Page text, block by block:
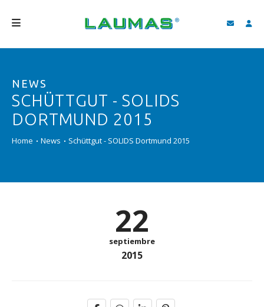
PRODUCTOS
SERVICIOS
BLOG
NEWS
SCHÜTTGUT - SOLIDS
DORTMUND 2015
Home News Schüttgut - SOLIDS Dortmund 2015
22
septiembre
2015